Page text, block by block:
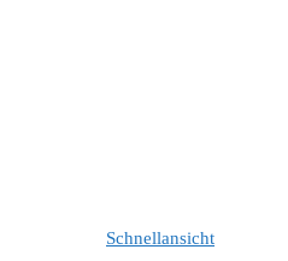
Schnellansicht